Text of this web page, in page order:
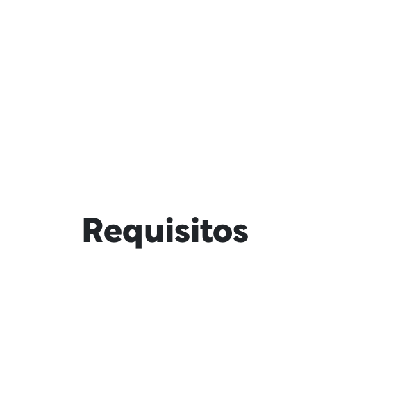
Requisitos